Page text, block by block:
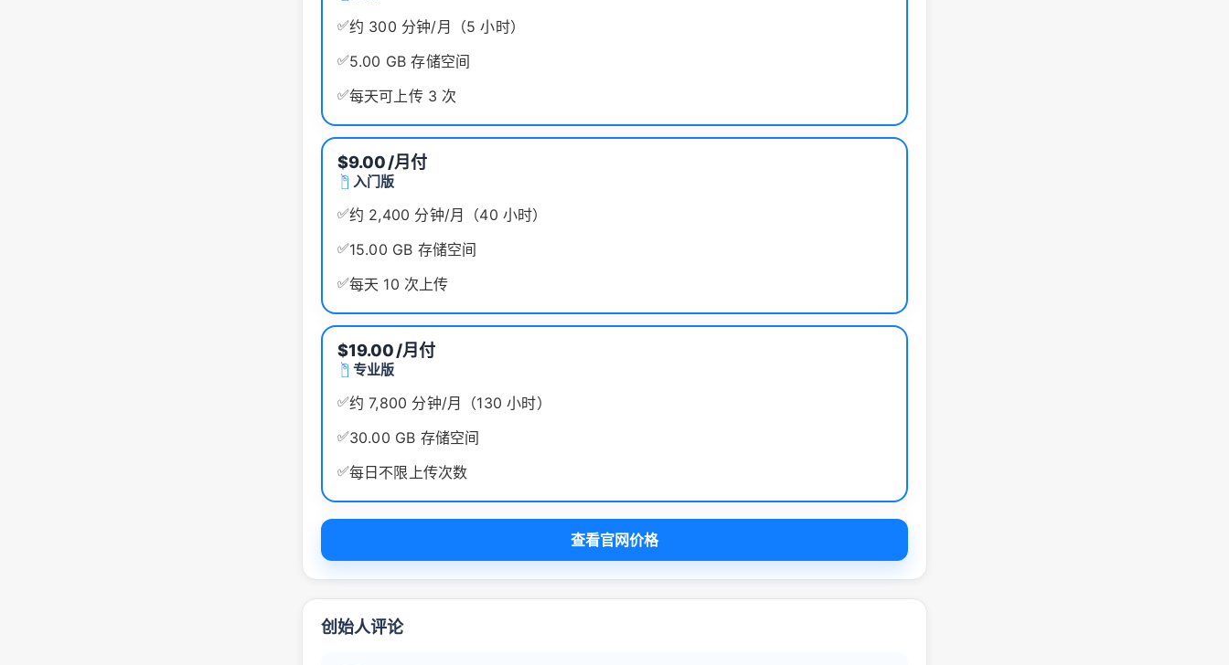
✅约 300 分钟/月（5 小时）
✅5.00 GB 存储空间
✅每天可上传 3 次
$9.00/月付
入门版
✅约 2,400 分钟/月（40 小时）
✅15.00 GB 存储空间
✅每天 10 次上传
$19.00/月付
专业版
✅约 7,800 分钟/月（130 小时）
✅30.00 GB 存储空间
✅每日不限上传次数
查看官网价格
创始人评论